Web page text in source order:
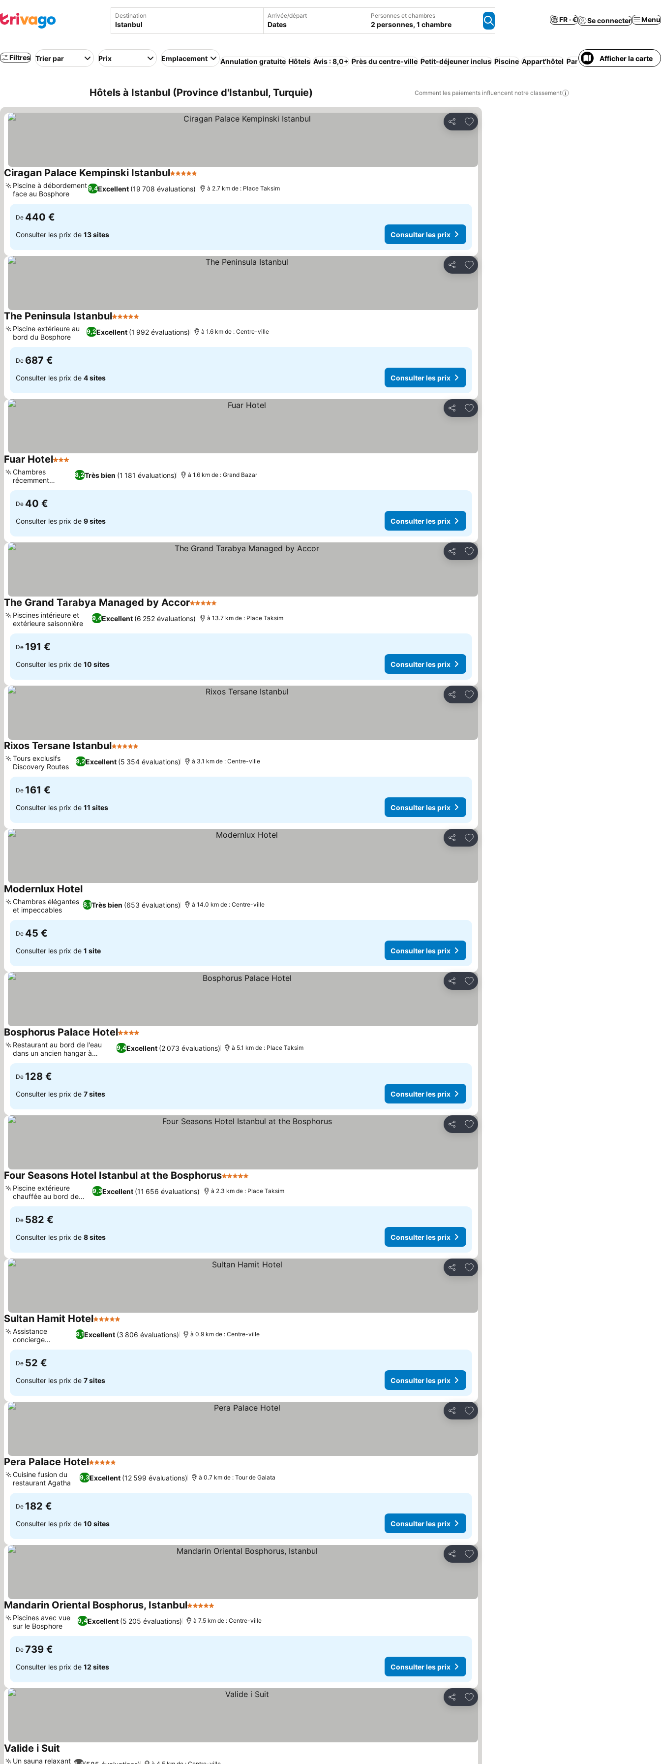
Destination Arrivée/départ
Dates
Personnes et chambres
2 personnes, 1 chambre
FR · € Se connecter Menu
Filtres Trier par Prix Emplacement Annulation gratuite Hôtels Avis : 8,0+ Près du centre-ville Petit-déjeuner inclus Piscine Appart'hôtel Parking Resort Demi-
Afficher la carte
Hôtels à Istanbul (Province d'Istanbul, Turquie) Comment les paiements influencent notre classement
Partager
Ajouter à mes favoris
Ciragan Palace Kempinski Istanbul5 Étoiles
9,4Excellent (19 708 évaluations)
Piscine à débordement
face au Bosphore
à 2.7 km de : Place Taksim
De 440 €
Consulter les prix de 13 sites Consulter les prix
Partager
Ajouter à mes favoris
The Peninsula Istanbul5 Étoiles
9,2Excellent (1 992 évaluations)
Piscine extérieure au
bord du Bosphore
à 1.6 km de : Centre-ville
De 687 €
Consulter les prix de 4 sites Consulter les prix
Partager
Ajouter à mes favoris
Fuar Hotel3 Étoiles
8,2Très bien (1 181 évaluations)
Chambres
récemment
rénovées
à 1.6 km de : Grand Bazar
De 40 €
Consulter les prix de 9 sites Consulter les prix
Partager
Ajouter à mes favoris
The Grand Tarabya Managed by Accor5 Étoiles
9,4Excellent (6 252 évaluations)
Piscines intérieure et
extérieure saisonnière
à 13.7 km de : Place Taksim
De 191 €
Consulter les prix de 10 sites Consulter les prix
Partager
Ajouter à mes favoris
Rixos Tersane Istanbul5 Étoiles
9,2Excellent (5 354 évaluations)
Tours exclusifs
Discovery Routes
à 3.1 km de : Centre-ville
De 161 €
Consulter les prix de 11 sites Consulter les prix
Partager
Ajouter à mes favoris
Modernlux HotelConsulter les prix
8,1Très bien (653 évaluations)
Chambres élégantes
et impeccables
à 14.0 km de : Centre-ville
De 45 €
Consulter les prix de 1 site Consulter les prix
Partager
Ajouter à mes favoris
Bosphorus Palace Hotel4 Étoiles
9,4Excellent (2 073 évaluations)
Restaurant au bord de l'eau
dans un ancien hangar à
bateaux
à 5.1 km de : Place Taksim
De 128 €
Consulter les prix de 7 sites Consulter les prix
Partager
Ajouter à mes favoris
Four Seasons Hotel Istanbul at the Bosphorus5 Étoiles
9,3Excellent (11 656 évaluations)
Piscine extérieure
chauffée au bord de
l'eau
à 2.3 km de : Place Taksim
De 582 €
Consulter les prix de 8 sites Consulter les prix
Partager
Ajouter à mes favoris
Sultan Hamit Hotel5 Étoiles
9,1Excellent (3 806 évaluations)
Assistance
concierge
multilingue
à 0.9 km de : Centre-ville
De 52 €
Consulter les prix de 7 sites Consulter les prix
Partager
Ajouter à mes favoris
Pera Palace Hotel5 Étoiles
9,3Excellent (12 599 évaluations)
Cuisine fusion du
restaurant Agatha
à 0.7 km de : Tour de Galata
De 182 €
Consulter les prix de 10 sites Consulter les prix
Partager
Ajouter à mes favoris
Mandarin Oriental Bosphorus, Istanbul5 Étoiles
9,4Excellent (5 205 évaluations)
Piscines avec vue
sur le Bosphore
à 7.5 km de : Centre-ville
De 739 €
Consulter les prix de 12 sites Consulter les prix
Partager
Ajouter à mes favoris
Valide i Suit
Un sauna relaxant